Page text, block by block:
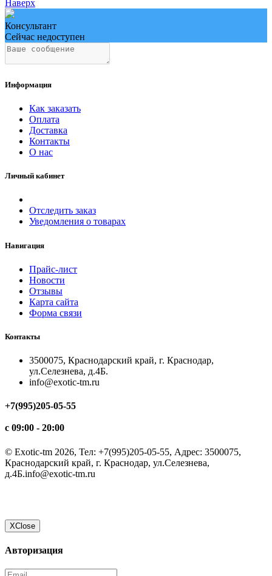
Наверх
Консультант
Сейчас недоступен
Информация
Как заказать
Оплата
Доставка
Контакты
О нас
Личный кабинет
Отследить заказ
Уведомления о товарах
Навигация
Прайс-лист
Новости
Отзывы
Карта сайта
Форма связи
Контакты
3500075, Краснодарский край, г. Краснодар,
ул.Селезнева, д.4Б.
info@exotic-tm.ru
+7(995)205-05-55
с 09:00 - 20:00
© Exotic-tm 2026, Тел: +7(995)205-05-55, Адрес: 3500075,
Краснодарский край, г. Краснодар, ул.Селезнева,
д.4Б.info@exotic-tm.ru
ХClose
Авторизация